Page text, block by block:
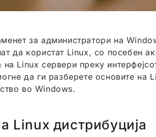
за администратори на
да користат Linux, со посебен
на Linux сервери преку
да ги разберете основите на
во Windows.
Linux дистрибуција